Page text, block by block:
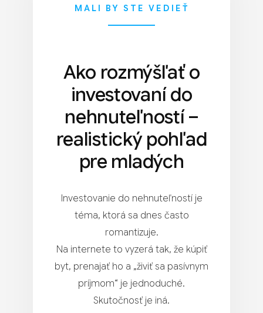
MALI BY STE VEDIEŤ
Ako rozmýšľať o
investovaní do
nehnuteľností –
realistický pohľad
pre mladých
Investovanie do nehnuteľností je
téma, ktorá sa dnes často
romantizuje.
Na internete to vyzerá tak, že kúpiť
byt, prenajať ho a „živiť sa pasívnym
príjmom“ je jednoduché.
Skutočnosť je iná.